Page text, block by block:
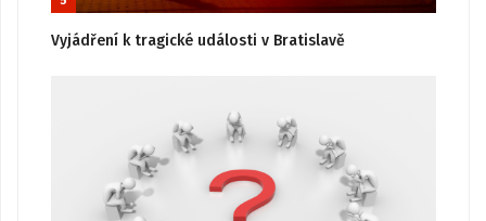
Vyjádření k tragické události v Bratislavě